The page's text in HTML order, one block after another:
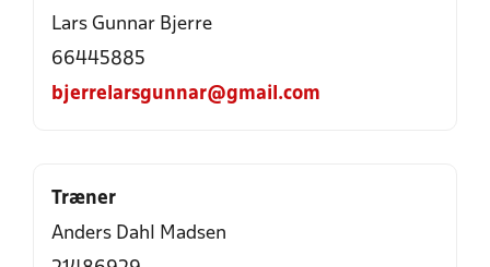
Lars Gunnar Bjerre
66445885
bjerrelarsgunnar@gmail.com
Træner
Anders Dahl Madsen